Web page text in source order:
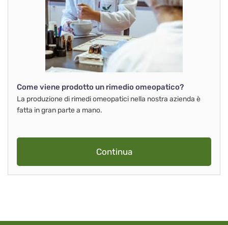
Come viene prodotto un rimedio omeopatico?
La produzione di rimedi omeopatici nella nostra azienda è
fatta in gran parte a mano.
Continua